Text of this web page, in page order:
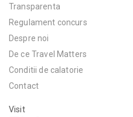
Transparenta
Regulament concurs
Despre noi
De ce Travel Matters
Conditii de calatorie
Contact
Visit